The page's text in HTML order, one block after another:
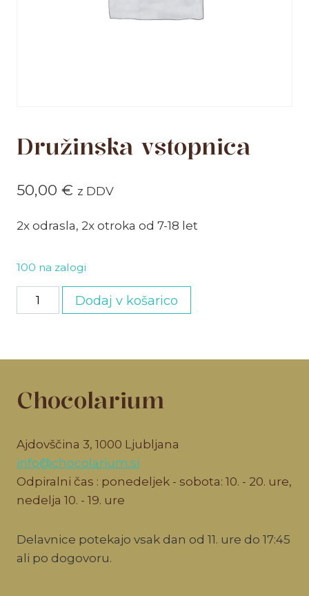
Družinska vstopnica
50,00 € z DDV
2x odrasla, 2x otroka od 7-18 let
100 na zalogi
Družinska
vstopnica
Dodaj v košarico
Chocolarium
Ajdovščina 3, 1000 Ljubljana
info@chocolarium.si
Odpiralni čas : ponedeljek - sobota: 10. - 20. ure,
nedelja 10. - 19. ure
Delavnice potekajo vsak dan od 11. ure do 17:45
ali po dogovoru.